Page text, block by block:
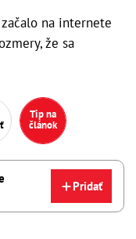
na internete
že sa
Tip na
článok
Pridať